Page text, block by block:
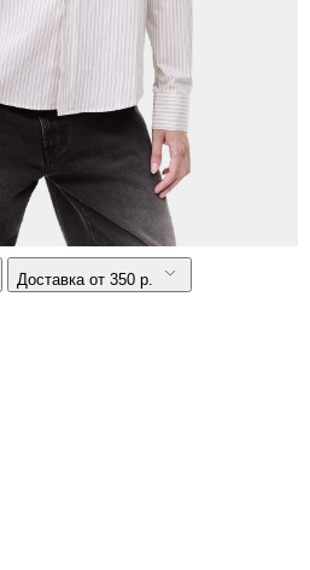
Доставка от 350 р.